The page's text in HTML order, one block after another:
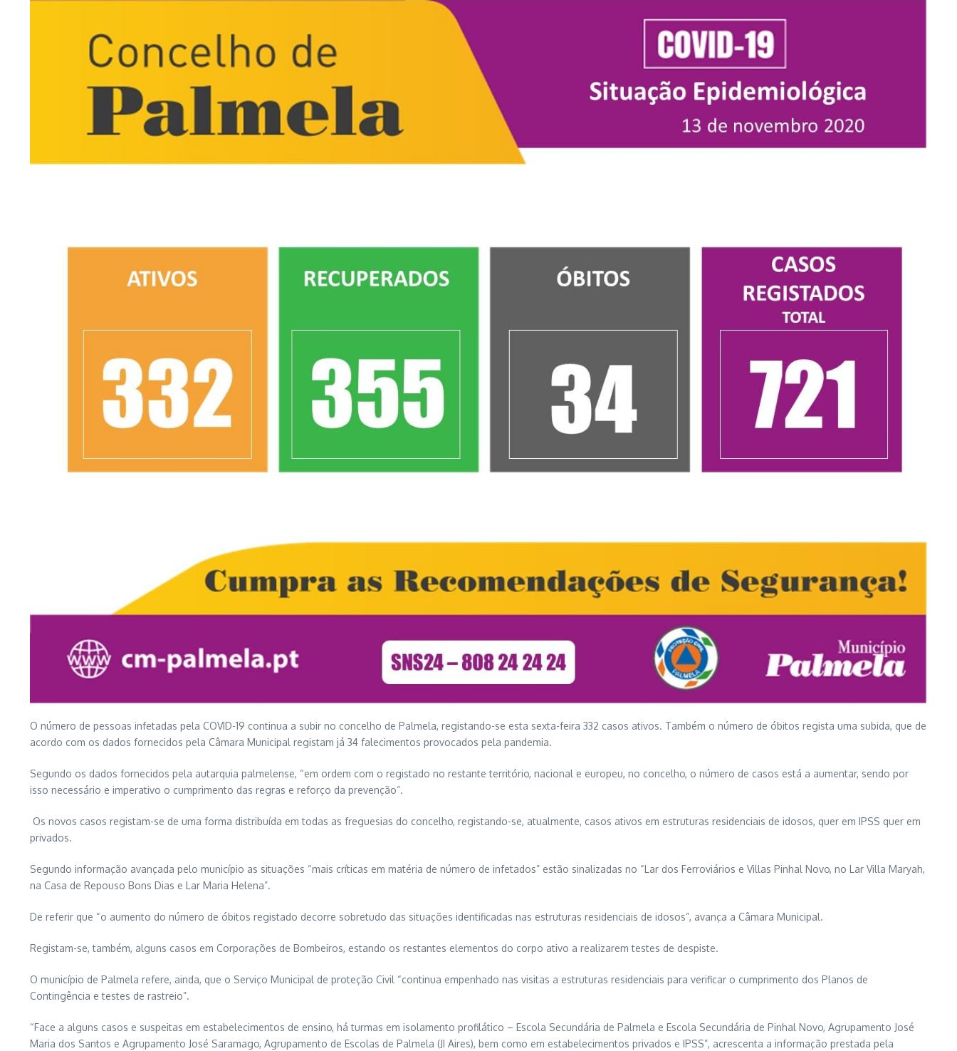
O número de pessoas infetadas pela COVID-19 continua a subir no concelho de Palmela, registando-se esta sexta-feira 332 casos ativos. Também o número de óbitos regista uma subida, que de
acordo com os dados fornecidos pela Câmara Municipal registam já 34 falecimentos provocados pela pandemia.
Segundo os dados fornecidos pela autarquia palmelense, “em ordem com o registado no restante território, nacional e europeu, no concelho, o número de casos está a aumentar, sendo por
isso necessário e imperativo o cumprimento das regras e reforço da prevenção”.
Os novos casos registam-se de uma forma distribuída em todas as freguesias do concelho, registando-se, atualmente, casos ativos em estruturas residenciais de idosos, quer em IPSS quer em
privados.
Segundo informação avançada pelo município as situações “mais críticas em matéria de número de infetados” estão sinalizadas no “Lar dos Ferroviários e Villas Pinhal Novo, no Lar Villa Maryah,
na Casa de Repouso Bons Dias e Lar Maria Helena”.
De referir que “o aumento do número de óbitos registado decorre sobretudo das situações identificadas nas estruturas residenciais de idosos”, avança a Câmara Municipal.
Registam-se, também, alguns casos em Corporações de Bombeiros, estando os restantes elementos do corpo ativo a realizarem testes de despiste.
O município de Palmela refere, ainda, que o Serviço Municipal de proteção Civil “continua empenhado nas visitas a estruturas residenciais para verificar o cumprimento dos Planos de
Contingência e testes de rastreio”.
“Face a alguns casos e suspeitas em estabelecimentos de ensino, há turmas em isolamento profilático – Escola Secundária de Palmela e Escola Secundária de Pinhal Novo, Agrupamento José
Maria dos Santos e Agrupamento José Saramago, Agrupamento de Escolas de Palmela (JI Aires), bem como em estabelecimentos privados e IPSS”, acrescenta a informação prestada pela